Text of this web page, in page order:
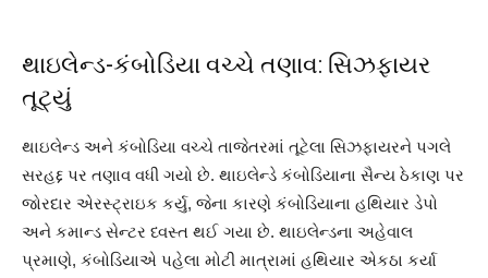
થાઇલેન્ડ-કંબોડિયા વચ્ચે તણાવ: સિઝફાયર
તૂટ્યું
થાઇલેન્ડ અને કંબોડિયા વચ્ચે તાજેતરમાં તૂટેલા સિઝફાયરને પગલે
સરહદ્દ પર તણાવ વધી ગયો છે. થાઇલેન્ડે કંબોડિયાના સૈન્ય ઠેકાણ પર
જોરદાર એરસ્ટ્રાઇક કર્યુ, જેના કારણે કંબોડિયાના હથિયાર ડેપો
અને કમાન્ડ સેન્ટર ધ્વસ્ત થઈ ગયા છે. થાઇલેન્ડના અહેવાલ
પ્રમાણે, કંબોડિયાએ પહેલા મોટી માત્રામાં હથિયાર એકઠા કર્યા